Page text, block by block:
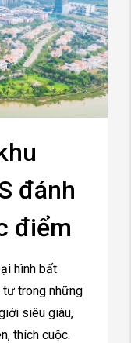
đánh
điểm
hình bất
trong những
siêu giàu,
thích cuộc.